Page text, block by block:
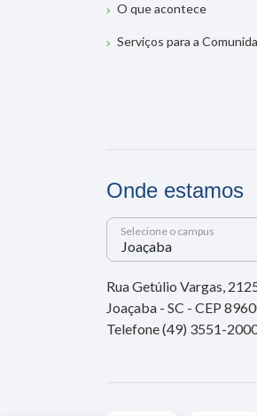
O que acontece
Serviços para a
Onde estamos
Selecione o campus
Rua Getúlio Vargas,
Joaçaba - SC - CEP
Telefone (49) 3551-